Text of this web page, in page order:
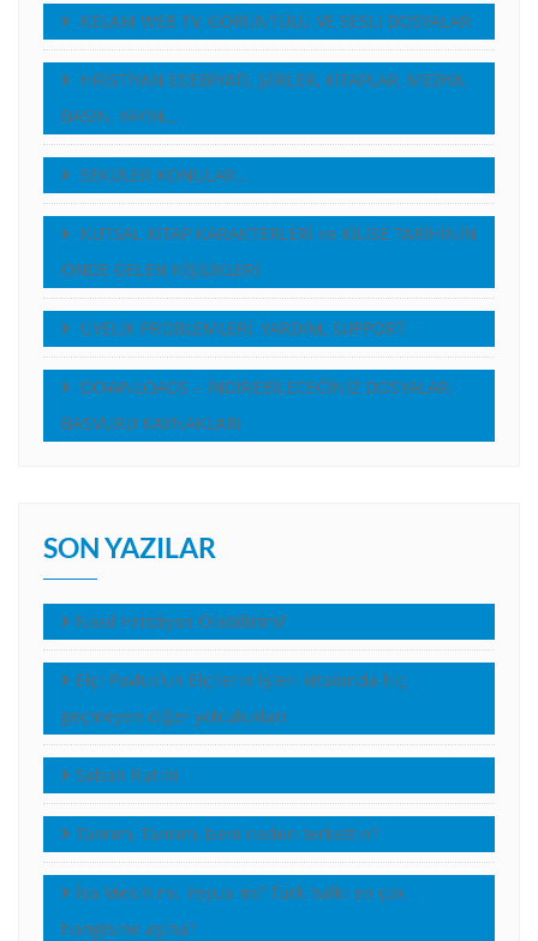
KELAM WEB TV, GÖRÜNTÜLÜ VE SESLI DOSYALAR
HRİSTİYAN EDEBİYATI, ŞİİRLER, KİTAPLAR, MEDYA,
BASIN, YAYIN…
SEKÜLER KONULAR…
KUTSAL KITAP KARAKTERLERİ ve KİLİSE TARİHİNİN
ÖNDE GELEN KİŞİLİKLERİ
ÜYELİK PROBLEMLERİ, YARDIM, SUPPORT
DOWNLOADS – İNDİREBİLECEĞİNİZ DOSYALAR,
BASVURU KAYNAKLARI
SON YAZILAR
Nasıl Hristiyan Olabilirim?
Elçi Pavlus’un Elçilerin İşleri kitabında hiç
geçmeyen diğer yolculukları
Sabah Rutini
Tanrım, Tanrım, beni neden terkettin?
İsa Mesih mi, Yeşua mı? Türk halkı en çok
hangisine aşina?